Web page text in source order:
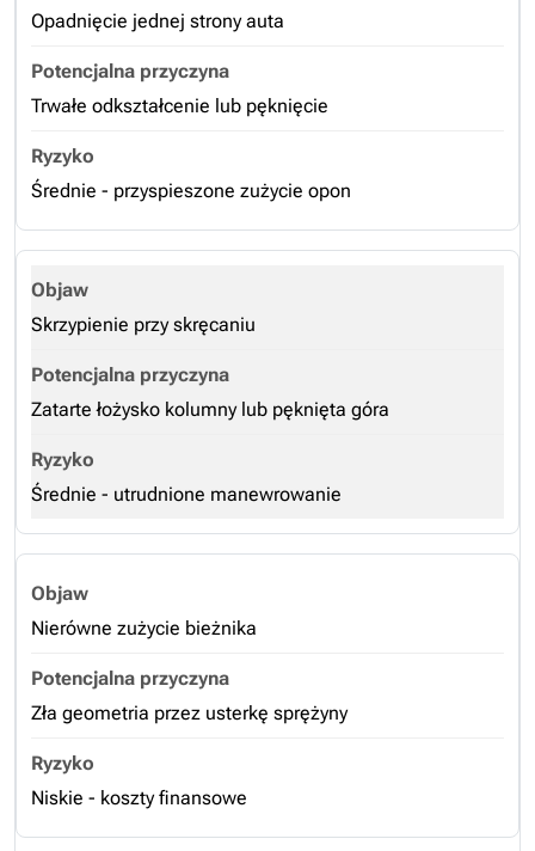
Opadnięcie jednej strony auta
Trwałe odkształcenie lub pęknięcie
Średnie - przyspieszone zużycie opon
Skrzypienie przy skręcaniu
Zatarte łożysko kolumny lub pęknięta góra
Średnie - utrudnione manewrowanie
Nierówne zużycie bieżnika
Zła geometria przez usterkę sprężyny
Niskie - koszty finansowe